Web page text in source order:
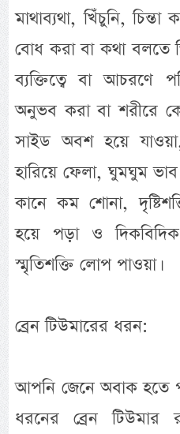
মাথাব্যথা, খিঁচুনি,
বোধ করা বা কথা বলতে
ব্যক্তিত্বে বা আচরণে
অনুভব করা বা শরীরে
সাইড অবশ হয়ে
হারিয়ে ফেলা, ঘুমঘুম
কানে কম শোনা,
হয়ে পড়া ও
স্মৃতিশক্তি লোপ পাওয়া।
ব্রেন টিউমারের ধরন:
আপনি জেনে অবাক হতে
ধরনের ব্রেন